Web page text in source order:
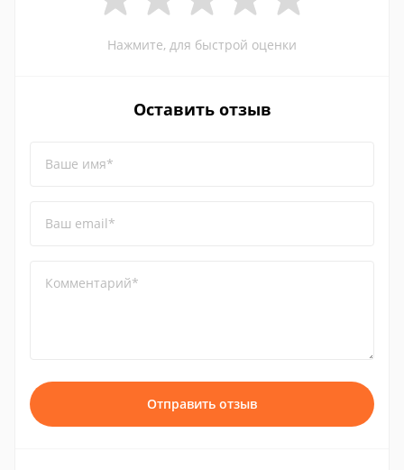
Нажмите, для быстрой оценки
Оставить отзыв
Ваше имя*
Ваш email*
Комментарий*
Отправить отзыв